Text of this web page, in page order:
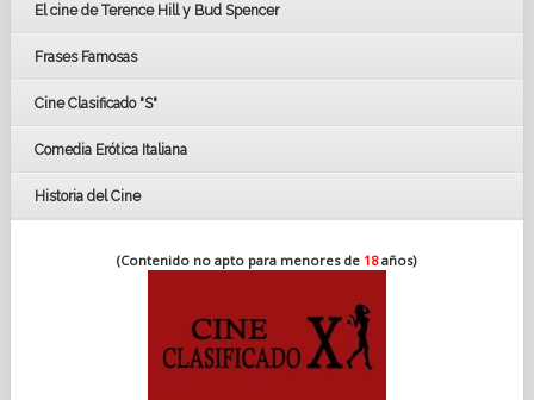
BAFTA
El cine de Terence Hill y Bud Spencer
Frases Famosas
Cine Clasificado "S"
Comedia Erótica Italiana
Historia del Cine
(Contenido no apto para menores de 18años)